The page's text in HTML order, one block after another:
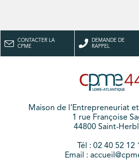
CONTACTER LA
CPME
DEMANDE DE
RAPPEL
Maison de l’Entrepreneuriat
1 rue Françoise
44800 Saint-
Tél : 02 40 52 12
Email :